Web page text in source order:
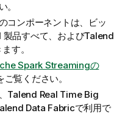
。
コンポーネントは、ビッ
品すべて、およびTalend
す。
Spark Streamingの
ご覧ください。
Talend Real Time Big
Data Fabricで利用で